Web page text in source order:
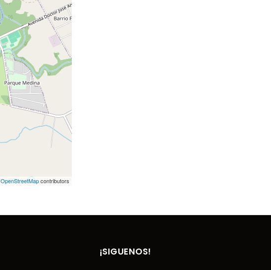
OpenStreetMapcontributors
¡SIGUENOS!